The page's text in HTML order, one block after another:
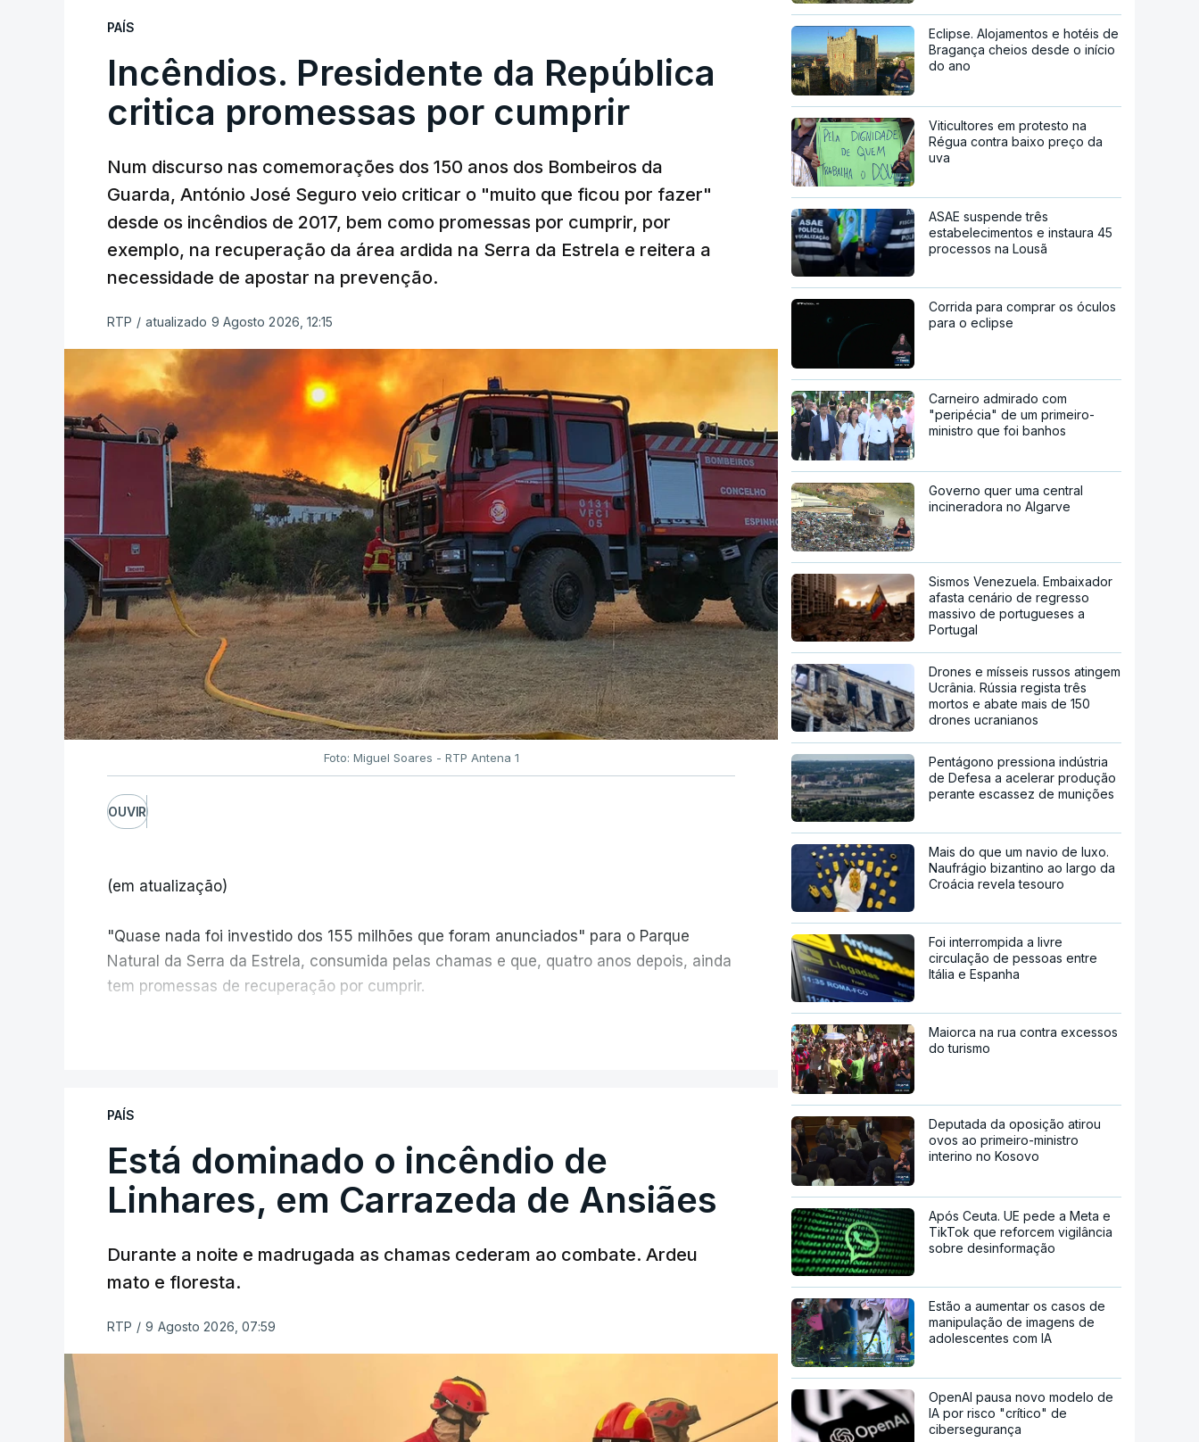
PAÍS
Incêndios. Presidente da República
critica promessas por cumprir
Num discurso nas comemorações dos 150 anos dos Bombeiros da
Guarda, António José Seguro veio criticar o "muito que ficou por fazer"
desde os incêndios de 2017, bem como promessas por cumprir, por
exemplo, na recuperação da área ardida na Serra da Estrela e reitera a
necessidade de apostar na prevenção.
RTP / atualizado 9 Agosto 2026, 12:15
Foto: Miguel Soares - RTP Antena 1
OUVIR
(em atualização)
"Quase nada foi investido dos 155 milhões que foram anunciados" para o Parque
Natural da Serra da Estrela, consumida pelas chamas e que, quatro anos depois, ainda
tem promessas de recuperação por cumprir.
ERRO 100
ERROR ON HTML5 MEDIA ELEMENT
PAÍS
Está dominado o incêndio de
Linhares, em Carrazeda de Ansiães
Durante a noite e madrugada as chamas cederam ao combate. Ardeu
mato e floresta.
RTP / 9 Agosto 2026, 07:59
Eclipse. Alojamentos e hotéis de
Bragança cheios desde o início
do ano
Viticultores em protesto na
Régua contra baixo preço da
uva
ASAE suspende três
estabelecimentos e instaura 45
processos na Lousã
Corrida para comprar os óculos
para o eclipse
Carneiro admirado com
"peripécia" de um primeiro-
ministro que foi banhos
Governo quer uma central
incineradora no Algarve
Sismos Venezuela. Embaixador
afasta cenário de regresso
massivo de portugueses a
Portugal
Drones e mísseis russos atingem
Ucrânia. Rússia regista três
mortos e abate mais de 150
drones ucranianos
Pentágono pressiona indústria
de Defesa a acelerar produção
perante escassez de munições
Mais do que um navio de luxo.
Naufrágio bizantino ao largo da
Croácia revela tesouro
Foi interrompida a livre
circulação de pessoas entre
Itália e Espanha
Maiorca na rua contra excessos
do turismo
Deputada da oposição atirou
ovos ao primeiro-ministro
interino no Kosovo
Após Ceuta. UE pede a Meta e
TikTok que reforcem vigilância
sobre desinformação
Estão a aumentar os casos de
manipulação de imagens de
adolescentes com IA
OpenAI pausa novo modelo de
IA por risco "crítico" de
cibersegurança